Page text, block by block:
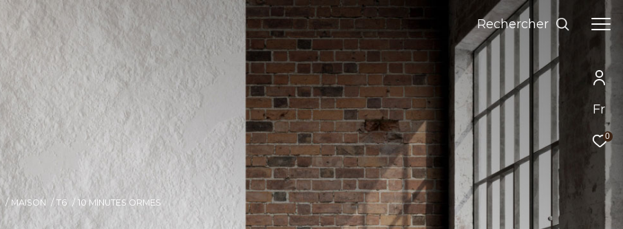
Fr
0
Rechercher
MAISON T6 10 MINUTES ORMES